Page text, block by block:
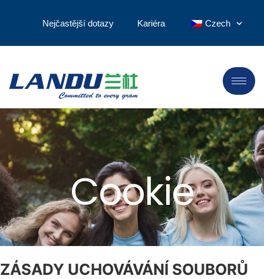
Nejčastější dotazy Kariéra Czech
Cookie
ZÁSADY UCHOVÁVÁNÍ SOUBORŮ